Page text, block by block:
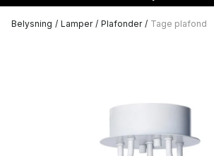
Belysning / Lamper / Plafonder / Tage plafond